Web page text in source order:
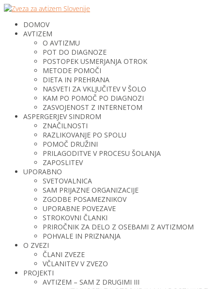
DOMOV
AVTIZEM
O AVTIZMU
POT DO DIAGNOZE
POSTOPEK USMERJANJA OTROK
METODE POMOČI
DIETA IN PREHRANA
NASVETI ZA VKLJUČITEV V ŠOLO
KAM PO POMOČ PO DIAGNOZI
ZASVOJENOST Z INTERNETOM
ASPERGERJEV SINDROM
ZNAČILNOSTI
RAZLIKOVANJE PO SPOLU
POMOČ DRUŽINI
PRILAGODITVE V PROCESU ŠOLANJA
ZAPOSLITEV
UPORABNO
SVETOVALNICA
SAM PRIJAZNE ORGANIZACIJE
ZGODBE POSAMEZNIKOV
UPORABNE POVEZAVE
STROKOVNI ČLANKI
PRIROČNIK ZA DELO Z OSEBAMI Z AVTIZMOM
POHVALE IN PRIZNANJA
O ZVEZI
ČLANI ZVEZE
VČLANITEV V ZVEZO
PROJEKTI
AVTIZEM – SAM Z DRUGIMI III